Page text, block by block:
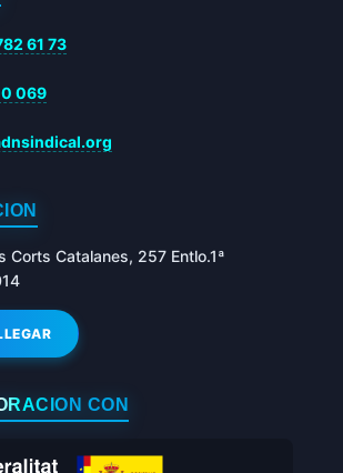
61 73
069
Corts Catalanes, 257 Entlo.1ª
CON